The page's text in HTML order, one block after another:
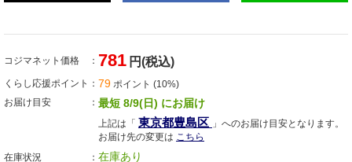
コジマネット価格 781 円(税込)
くらし応援ポイント 79 ポイント (10%)
お届け目安
最短 8/9(日) にお届け
上記は「 東京都豊島区 」へのお届け目安となります。
お届け先の変更は こちら
在庫状況
在庫あり